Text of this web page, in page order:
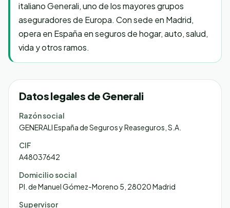
italiano Generali, uno de los mayores grupos
aseguradores de Europa. Con sede en Madrid,
opera en España en seguros de hogar, auto, salud,
vida y otros ramos.
Datos legales de Generali
Razón social
GENERALI España de Seguros y Reaseguros, S.A.
CIF
A48037642
Domicilio social
Pl. de Manuel Gómez-Moreno 5, 28020 Madrid
Supervisor